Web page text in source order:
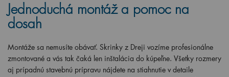
Jednoduchá montáž a pomoc na
dosah
Montáže sa nemusíte obávať. Skrinky z Dreji vozíme profesionálne
zmontované a vás tak čaká len inštalácia do kúpeľne. Všetky rozmery
aj prípadnú stavebnú prípravu nájdete na stiahnutie v detaile